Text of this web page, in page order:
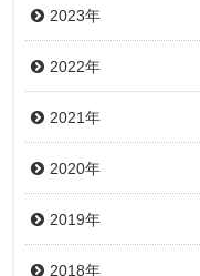
2023年
2022年
2021年
2020年
2019年
2018年